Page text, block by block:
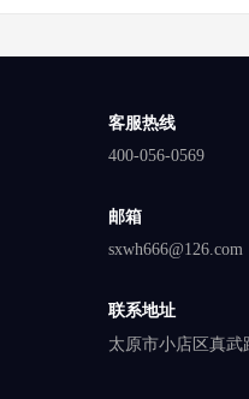
客服热线
400-056-0569
邮箱
sxwh666@126.com
联系地址
太原市小店区真武